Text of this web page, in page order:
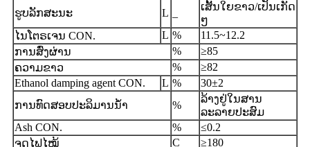
ຮູບລັກສະນະ
L
ເສັ້ນໃຍຂາວ/ເປັນເກັດ
ໆ
ໄນໂຕຣເຈນ CON. L %
11.5~12.2
ການສົ່ງຜ່ານ
% ≥85
ຄວາມຂາວ
% ≥82
Ethanol damping agent CON. L % 30±2
ການທົດສອບປະລິມານນ້ໍາ
%
ລ້າງຢູ່ໃນສານ
ລະລາຍປະສົມ
Ash CON.
% ≤0.2
ຈຸດ​ໄຟ​ໄໝ້
C ≥180